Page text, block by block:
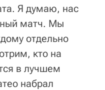
Я думаю, нас
матч. Мы
отдельно
кто на
в лучшем
набрал